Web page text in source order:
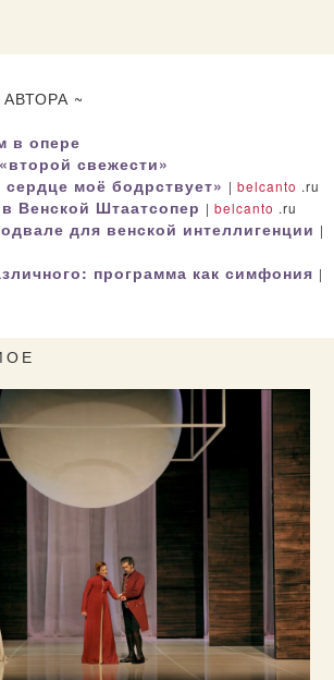
~
в опере
свежести»
моё бодрствует» | belcanto .ru
Венской Штаатсопер | belcanto .ru
для венской интеллигенции |
программа как симфония |